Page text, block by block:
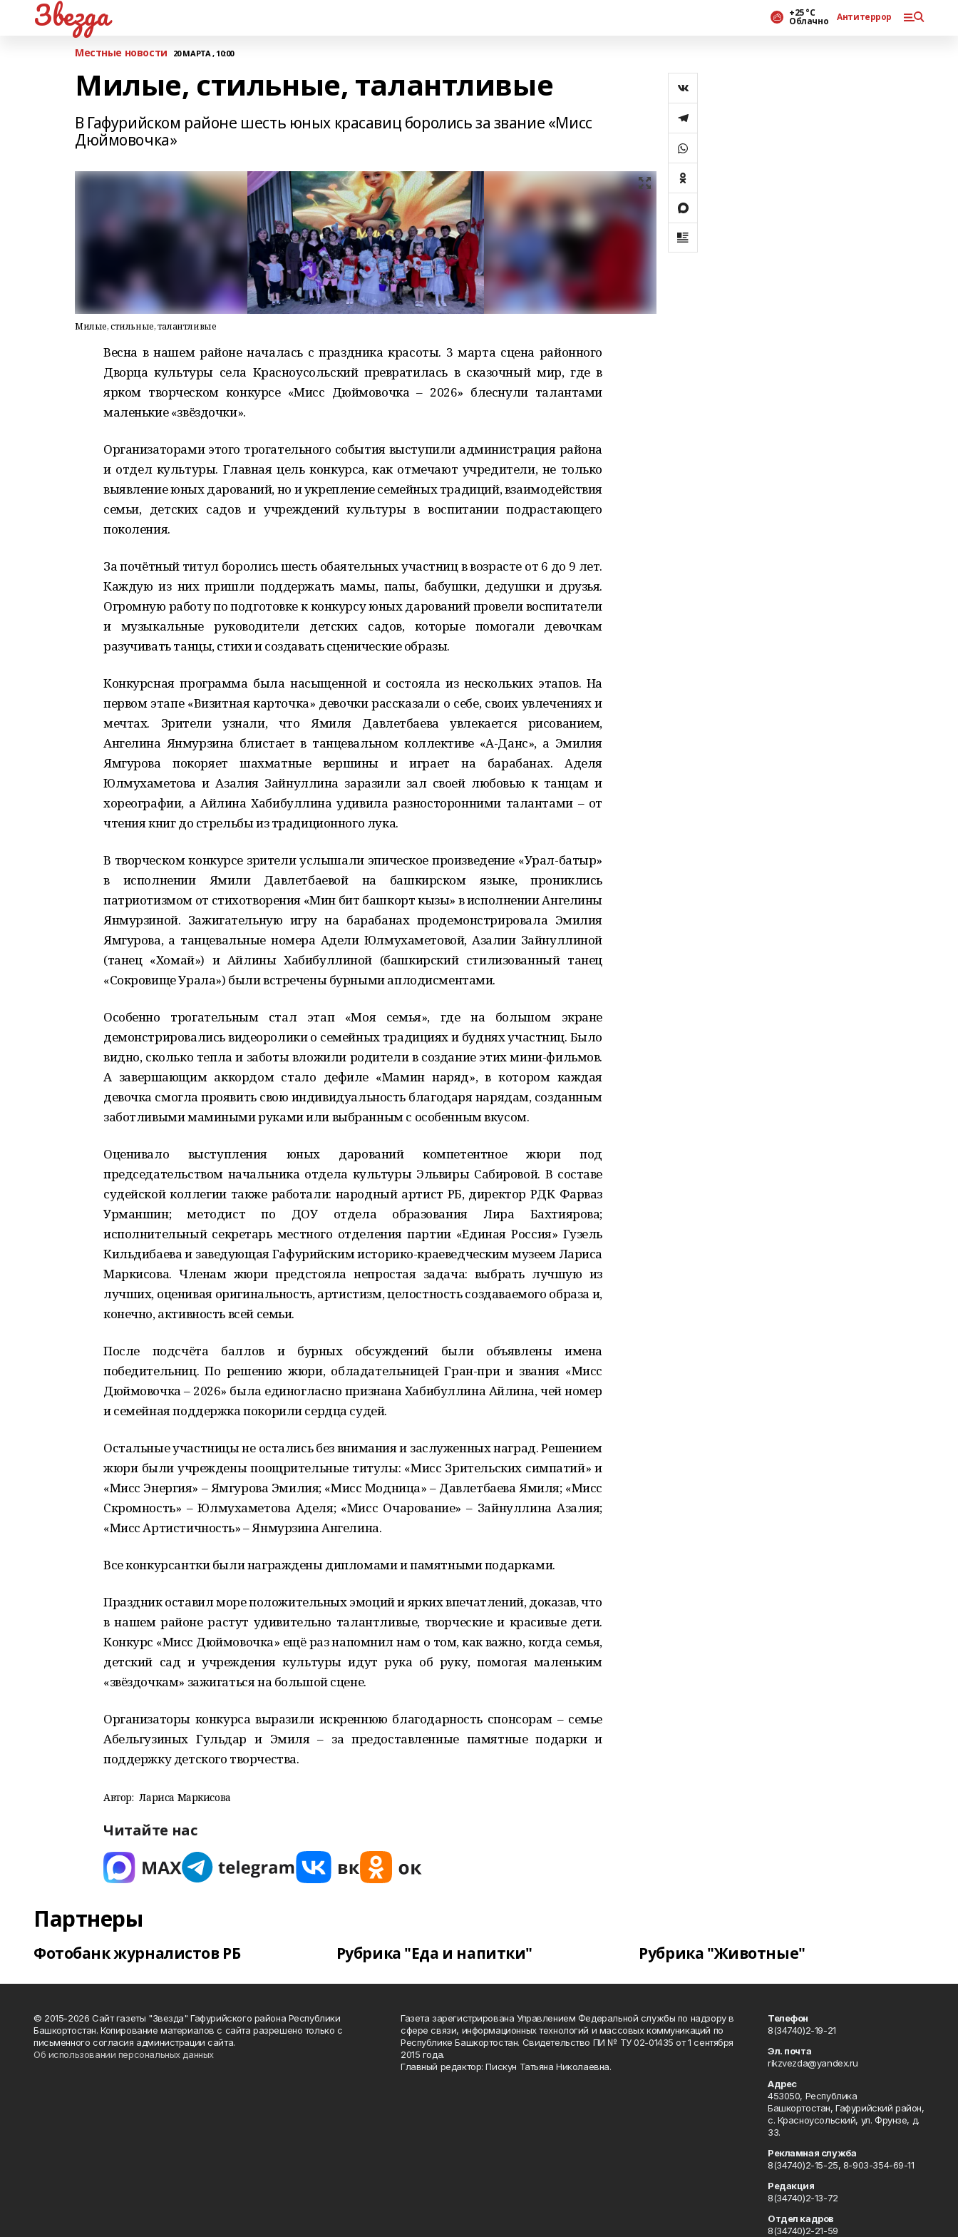
Звезда +25 °С
Облачно Антитеррор
Местные новости 20 МАРТА , 10:00
Милые, стильные, талантливые
В Гафурийском районе шесть юных красавиц боролись за звание «Мисс
Дюймовочка»
Милые, стильные, талантливые
Весна в нашем районе началась с праздника красоты. 3 марта сцена районного
Дворца культуры села Красноусольский превратилась в сказочный мир, где в
ярком творческом конкурсе «Мисс Дюймовочка – 2026» блеснули талантами
маленькие «звёздочки».
Организаторами этого трогательного события выступили администрация района
и отдел культуры. Главная цель конкурса, как отмечают учредители, не только
выявление юных дарований, но и укрепление семейных традиций, взаимодействия
семьи, детских садов и учреждений культуры в воспитании подрастающего
поколения.
За почётный титул боролись шесть обаятельных участниц в возрасте от 6 до 9 лет.
Каждую из них пришли поддержать мамы, папы, бабушки, дедушки и друзья.
Огромную работу по подготовке к конкурсу юных дарований провели воспитатели
и музыкальные руководители детских садов, которые помогали девочкам
разучивать танцы, стихи и создавать сценические образы.
Конкурсная программа была насыщенной и состояла из нескольких этапов. На
первом этапе «Визитная карточка» девочки рассказали о себе, своих увлечениях и
мечтах. Зрители узнали, что Ямиля Давлетбаева увлекается рисованием,
Ангелина Янмурзина блистает в танцевальном коллективе «А-Данс», а Эмилия
Ямгурова покоряет шахматные вершины и играет на барабанах. Аделя
Юлмухаметова и Азалия Зайнуллина заразили зал своей любовью к танцам и
хореографии, а Айлина Хабибуллина удивила разносторонними талантами – от
чтения книг до стрельбы из традиционного лука.
В творческом конкурсе зрители услышали эпическое произведение «Урал-батыр»
в исполнении Ямили Давлетбаевой на башкирском языке, прониклись
патриотизмом от стихотворения «Мин бит башкорт кызы» в исполнении Ангелины
Янмурзиной. Зажигательную игру на барабанах продемонстрировала Эмилия
Ямгурова, а танцевальные номера Адели Юлмухаметовой, Азалии Зайнуллиной
(танец «Хомай») и Айлины Хабибуллиной (башкирский стилизованный танец
«Сокровище Урала») были встречены бурными аплодисментами.
Особенно трогательным стал этап «Моя семья», где на большом экране
демонстрировались видеоролики о семейных традициях и буднях участниц. Было
видно, сколько тепла и заботы вложили родители в создание этих мини-фильмов.
А завершающим аккордом стало дефиле «Мамин наряд», в котором каждая
девочка смогла проявить свою индивидуальность благодаря нарядам, созданным
заботливыми мамиными руками или выбранным с особенным вкусом.
Оценивало выступления юных дарований компетентное жюри под
председательством начальника отдела культуры Эльвиры Сабировой. В составе
судейской коллегии также работали: народный артист РБ, директор РДК Фарваз
Урманшин; методист по ДОУ отдела образования Лира Бахтиярова;
исполнительный секретарь местного отделения партии «Единая Россия» Гузель
Кильдибаева и заведующая Гафурийским историко-краеведческим музеем Лариса
Маркисова. Членам жюри предстояла непростая задача: выбрать лучшую из
лучших, оценивая оригинальность, артистизм, целостность создаваемого образа и,
конечно, активность всей семьи.
После подсчёта баллов и бурных обсуждений были объявлены имена
победительниц. По решению жюри, обладательницей Гран-при и звания «Мисс
Дюймовочка – 2026» была единогласно признана Хабибуллина Айлина, чей номер
и семейная поддержка покорили сердца судей.
Остальные участницы не остались без внимания и заслуженных наград. Решением
жюри были учреждены поощрительные титулы: «Мисс Зрительских симпатий» и
«Мисс Энергия» – Ямгурова Эмилия; «Мисс Модница» – Давлетбаева Ямиля; «Мисс
Скромность» – Юлмухаметова Аделя; «Мисс Очарование» – Зайнуллина Азалия;
«Мисс Артистичность» – Янмурзина Ангелина.
Все конкурсантки были награждены дипломами и памятными подарками.
Праздник оставил море положительных эмоций и ярких впечатлений, доказав, что
в нашем районе растут удивительно талантливые, творческие и красивые дети.
Конкурс «Мисс Дюймовочка» ещё раз напомнил нам о том, как важно, когда семья,
детский сад и учреждения культуры идут рука об руку, помогая маленьким
«звёздочкам» зажигаться на большой сцене.
Организаторы конкурса выразили искреннюю благодарность спонсорам – семье
Абельгузиных Гульдар и Эмиля – за предоставленные памятные подарки и
поддержку детского творчества.
Автор: Лариса Маркисова
Читайте нас
Партнеры
Фотобанк журналистов РБ Рубрика "Еда и напитки" Рубрика "Животные"
© 2015-2026 Сайт газеты "Звезда" Гафурийского района Республики
Башкортостан. Копирование материалов с сайта разрешено только с
письменного согласия администрации сайта.
Об использовании персональных данных
Газета зарегистрирована Управлением Федеральной службы по надзору в
сфере связи, информационных технологий и массовых коммуникаций по
Республике Башкортостан. Свидетельство ПИ № ТУ 02-01435 от 1 сентября
2015 года.
Главный редактор: Пискун Татьяна Николаевна.
Телефон
8(34740)2-19-21
Эл. почта
rikzvezda@yandex.ru
Адрес
453050, Республика
Башкортостан, Гафурийский район,
с. Красноусольский, ул. Фрунзе, д.
33.
Рекламная служба
8(34740)2-15-25, 8-903-354-69-11
Редакция
8(34740)2-13-72
Отдел кадров
8(34740)2-21-59